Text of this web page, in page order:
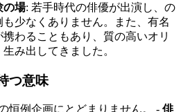
の場: 若手時代の俳優が出演し、の
少なくありません。また、有名
わることもあり、質の高いオリ
み出してきました。
つ意味
恒例企画にとどまりません。 - 俳